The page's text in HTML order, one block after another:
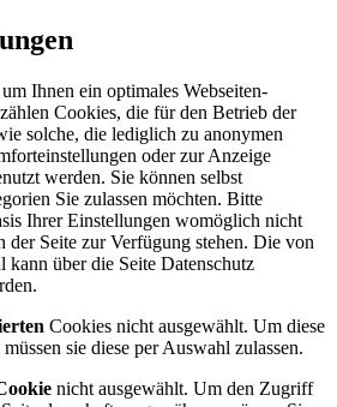
Ihnen ein optimales Webseiten-
Cookies, die für den Betrieb der
solche, die lediglich zu anonymen
oder zur Anzeige
werden. Sie können selbst
Sie zulassen möchten. Bitte
Ihrer Einstellungen womöglich nicht
der Seite zur Verfügung stehen. Die von
über die Seite Datenschutz
Cookies nicht ausgewählt. Um diese
sie diese per Auswahl zulassen.
nicht ausgewählt. Um den Zugriff